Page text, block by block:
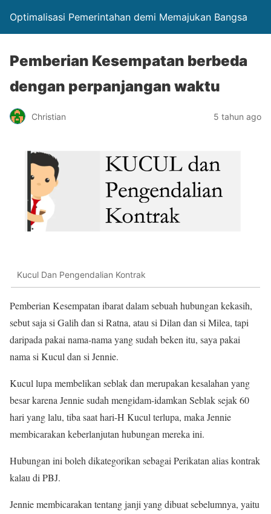
Optimalisasi Pemerintahan demi Memajukan Bangsa
Pemberian Kesempatan berbeda
dengan perpanjangan waktu
Christian 5 tahun ago
Kucul Dan Pengendalian Kontrak
Pemberian Kesempatan ibarat dalam sebuah hubungan kekasih,
sebut saja si Galih dan si Ratna, atau si Dilan dan si Milea, tapi
daripada pakai nama-nama yang sudah beken itu, saya pakai
nama si Kucul dan si Jennie.
Kucul lupa membelikan seblak dan merupakan kesalahan yang
besar karena Jennie sudah mengidam-idamkan Seblak sejak 60
hari yang lalu, tiba saat hari-H Kucul terlupa, maka Jennie
membicarakan keberlanjutan hubungan mereka ini.
Hubungan ini boleh dikategorikan sebagai Perikatan alias kontrak
kalau di PBJ.
Jennie membicarakan tentang janji yang dibuat sebelumnya, yaitu